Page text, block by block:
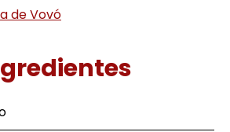
de Vovó